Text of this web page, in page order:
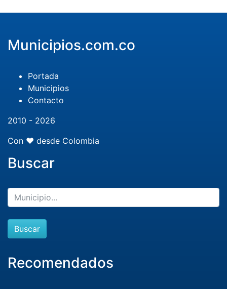
Municipios.com.co
Portada
Municipios
Contacto
2010 - 2026
Con ❤️ desde Colombia
Buscar
Buscar
Recomendados